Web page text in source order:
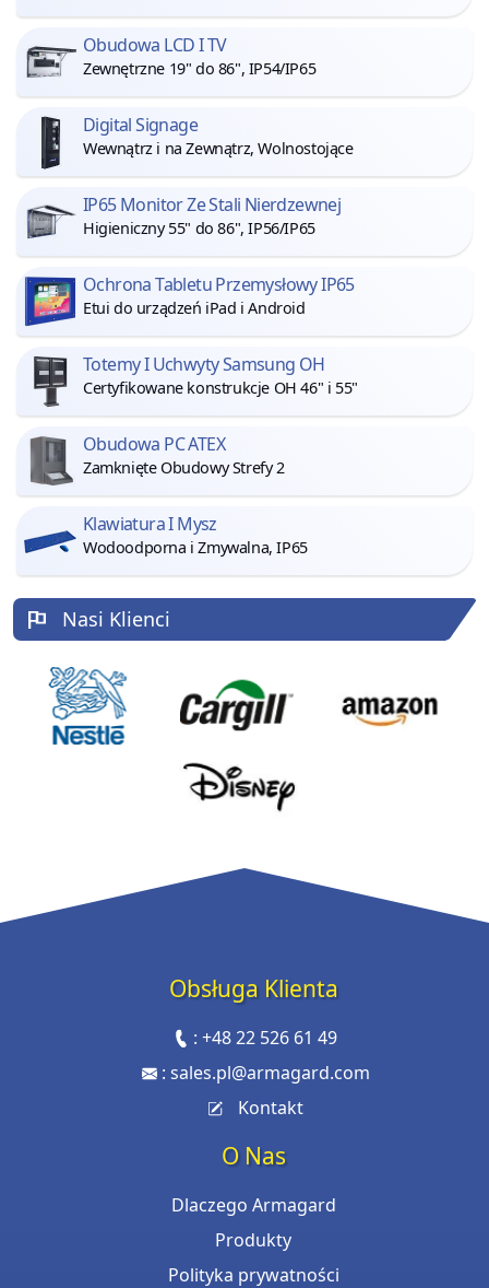
Obudowa LCD I TV
Zewnętrzne 19" do 86", IP54/IP65
Digital Signage
Wewnątrz i na Zewnątrz, Wolnostojące
IP65 Monitor Ze Stali Nierdzewnej
Higieniczny 55" do 86", IP56/IP65
Ochrona Tabletu Przemysłowy IP65
Etui do urządzeń iPad i Android
Totemy I Uchwyty Samsung OH
Certyfikowane konstrukcje OH 46" i 55"
Obudowa PC ATEX
Zamknięte Obudowy Strefy 2
Klawiatura I Mysz
Wodoodporna i Zmywalna, IP65
Nasi Klienci
Obsługa Klienta
:+48 22 526 61 49
: sales.pl@armagard.com
Kontakt
O Nas
Dlaczego Armagard
Produkty
Polityka prywatności